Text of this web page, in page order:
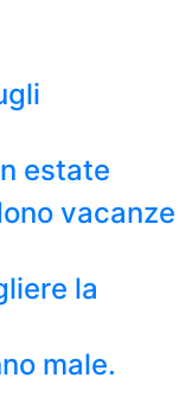
estate
vacanze
la
male.